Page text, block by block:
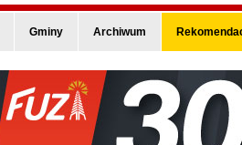
Gminy Archiwum